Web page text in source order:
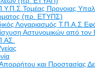
Τομέας Προνοιας
(πρ. ΕΤΥΠΣ)
Λογαριασμός Τ.Π.Α.Σ.
Αστυνομικών από τον
Απορρήτου και Προστασίας